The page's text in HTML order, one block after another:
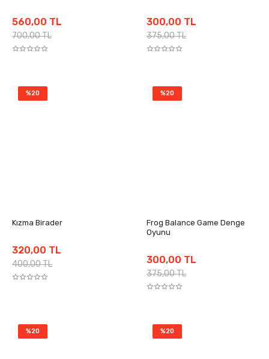
560,00 TL
700,00 TL
300,00 TL
375,00 TL
%20
Kızma Birader
320,00 TL
400,00 TL
%20
Frog Balance Game Denge
Oyunu
300,00 TL
375,00 TL
%20 %20